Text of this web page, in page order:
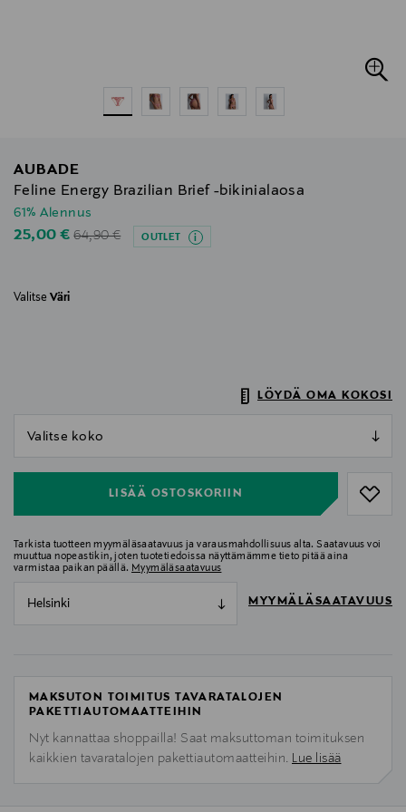
AUBADE
Feline Energy Brazilian Brief -bikinialaosa
61% Alennus
Discounted Price
25,00 €Original Price
64,90 € OUTLET
Valitse Väri
LÖYDÄ OMA KOKOSI
LISÄÄ OSTOSKORIIN
Tarkista tuotteen myymäläsaatavuus ja varausmahdollisuus alta. Saatavuus voi
muuttua nopeastikin, joten tuotetiedoissa näyttämämme tieto pitää aina
varmistaa paikan päällä. Myymäläsaatavuus
Helsinki MYYMÄLÄSAATAVUUS
MAKSUTON TOIMITUS TAVARATALOJEN
PAKETTIAUTOMAATTEIHIN
Nyt kannattaa shoppailla! Saat maksuttoman toimituksen
kaikkien tavaratalojen pakettiautomaatteihin. Lue lisää